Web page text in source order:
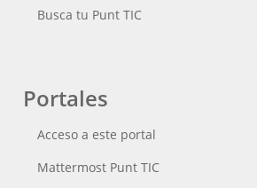
Busca tu Punt TIC
Portales
Acceso a este portal
Mattermost Punt TIC